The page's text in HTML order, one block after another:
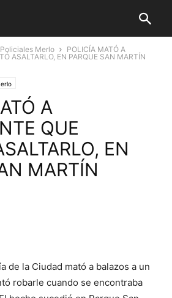
Policiales Merlo
POLICÍA MATÓ A
ASALTARLO, EN PARQUE SAN MARTÍN
A
QUE
EN
MARTÍN
de la Ciudad mató a balazos a un
robarle cuando se encontraba